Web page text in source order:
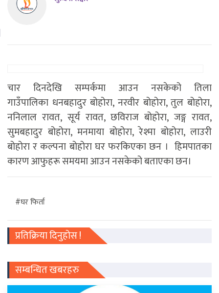
चार दिनदेखि सम्पर्कमा आउन नसकेको तिला
गाउँपालिका धनबहादुर बोहोरा, नरवीर बोहोरा, तुल बोहोरा,
ननिलाल रावत, सूर्य रावत, छविराज बोहोरा, जङ्ग रावत,
सुमबहादुर बोहोरा, मनमाया बोहोरा, रेश्मा बोहोरा, लाउरी
बोहोरा र कल्पना बोहोरा घर फरकिएका छन । हिमपातका
कारण आफुहरू समयमा आउन नसकेको बताएका छन।
#घर फिर्ता
प्रतिक्रिया दिनुहोस !
सम्बन्धित खबरहरु